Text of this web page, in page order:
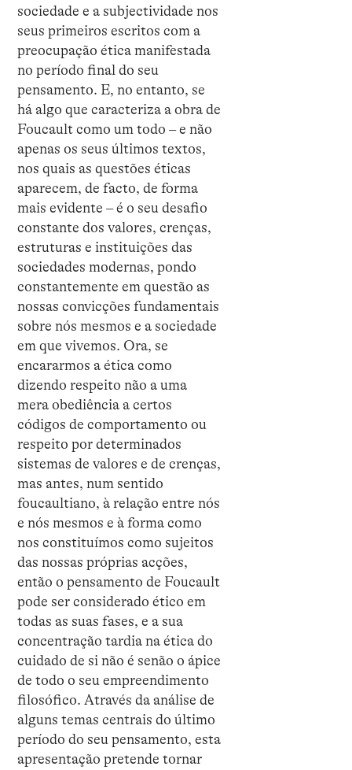
sociedade e a subjectividade nos
seus primeiros escritos com a
preocupação ética manifestada
no período final do seu
pensamento. E, no entanto, se
há algo que caracteriza a obra de
Foucault como um todo – e não
apenas os seus últimos textos,
nos quais as questões éticas
aparecem, de facto, de forma
mais evidente – é o seu desafio
constante dos valores, crenças,
estruturas e instituições das
sociedades modernas, pondo
constantemente em questão as
nossas convicções fundamentais
sobre nós mesmos e a sociedade
em que vivemos. Ora, se
encararmos a ética como
dizendo respeito não a uma
mera obediência a certos
códigos de comportamento ou
respeito por determinados
sistemas de valores e de crenças,
mas antes, num sentido
foucaultiano, à relação entre nós
e nós mesmos e à forma como
nos constituímos como sujeitos
das nossas próprias acções,
então o pensamento de Foucault
pode ser considerado ético em
todas as suas fases, e a sua
concentração tardia na ética do
cuidado de si não é senão o ápice
de todo o seu empreendimento
filosófico. Através da análise de
alguns temas centrais do último
período do seu pensamento, esta
apresentação pretende tornar